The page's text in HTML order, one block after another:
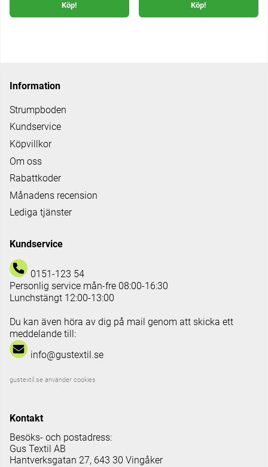
Köp! Köp!
Information
Strumpboden
Kundservice
Köpvillkor
Om oss
Rabattkoder
Månadens recension
Lediga tjänster
Kundservice
0151-123 54
Personlig service mån-fre 08:00-16:30
Lunchstängt 12:00-13:00
Du kan även höra av dig på mail genom att skicka ett
meddelande till:
info@gustextil.se
gustextil.se använder cookies
Kontakt
Besöks- och postadress:
Gus Textil AB
Hantverksgatan 27, 643 30 Vingåker